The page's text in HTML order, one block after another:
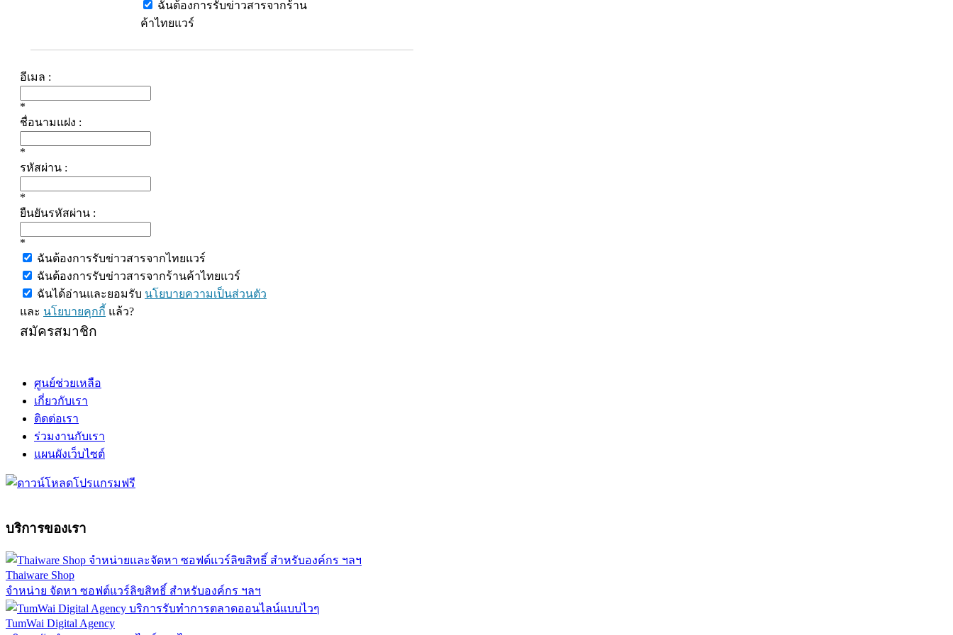
ฉันต้องการรับข่าวสารจากร้าน
ค้าไทยแวร์
อีเมล :
*
ชื่อนามแฝง :
*
รหัสผ่าน :
*
ยืนยันรหัสผ่าน :
*
ฉันต้องการรับข่าวสารจากไทยแวร์
ฉันต้องการรับข่าวสารจากร้านค้าไทยแวร์
ฉันได้อ่านและยอมรับ นโยบายความเป็นส่วนตัว
และ นโยบายคุกกี้ แล้ว?
สมัครสมาชิก
ศูนย์ช่วยเหลือ
เกี่ยวกับเรา
ติดต่อเรา
ร่วมงานกับเรา
แผนผังเว็บไซต์
บริการของเรา
Thaiware Shop
จำหน่าย จัดหา ซอฟต์แวร์ลิขสิทธิ์ สำหรับองค์กร ฯลฯ
TumWai Digital Agency